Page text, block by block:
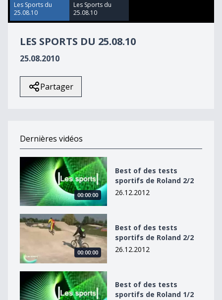
Les Sports du
25.08.10
Les Sports du
25.08.10
LES SPORTS DU 25.08.10
25.08.2010
Partager
Dernières vidéos
Best of des tests sportifs de Roland 2/2
00:00:00
Best of des tests
sportifs de Roland 2/2
26.12.2012
Best of des tests sportifs de Roland 2/2
00:00:00
Best of des tests
sportifs de Roland 2/2
26.12.2012
Best of des tests sportifs de Roland 1/2
Best of des tests
sportifs de Roland 1/2